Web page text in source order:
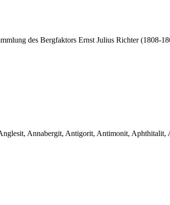
des Bergfaktors Ernst Julius Richter (1808-
Annabergit, Antigorit, Antimonit,